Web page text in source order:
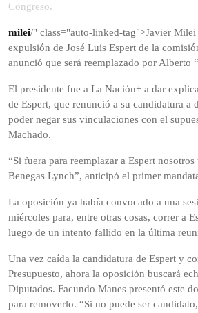
Congreso.
milei/" class="auto-linked-tag">Javier Milei
expulsión de José Luis Espert de la
anunció que será reemplazado por Alberto
El presidente fue a La Nación+ a dar
de Espert, que renunció a su candidatura a
poder negar sus vinculaciones con el
Machado.
“Si fuera para reemplazar a Espert nosotros
Benegas Lynch”, anticipó el primer
La oposición ya había convocado a una
miércoles para, entre otras cosas, correr a
luego de un intento fallido en la última
Una vez caída la candidatura de Espert y
Presupuesto, ahora la oposición buscará
Diputados. Facundo Manes presentó este
para removerlo. “Si no puede ser